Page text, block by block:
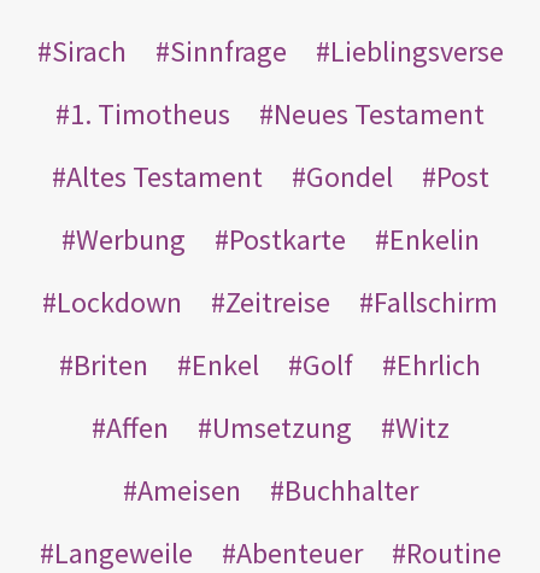
Sirach
Sinnfrage
Lieblingsverse
1. Timotheus
Neues Testament
Altes Testament
Gondel
Post
Werbung
Postkarte
Enkelin
Lockdown
Zeitreise
Fallschirm
Briten
Enkel Golf
Ehrlich
Affen
Umsetzung
Witz
Ameisen
Buchhalter
Langeweile
Abenteuer
Routine